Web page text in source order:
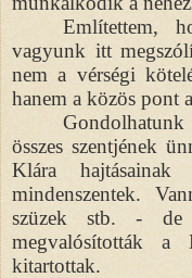
Említettem,
vagyunk itt
nem a vérségi
hanem a közös pont
összes szentjének
Klára hajtásainak
mindenszentek.
szüzek stb. - de
megvalósították a
kitartottak.